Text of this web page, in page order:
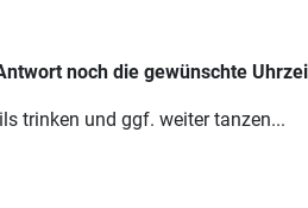
noch die gewünschte
trinken und ggf. weiter tanzen...